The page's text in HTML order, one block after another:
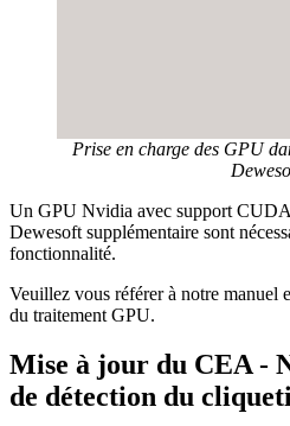
Prise en charge des GPU
Un GPU Nvidia avec support
Dewesoft supplémentaire sont
fonctionnalité.
Veuillez vous référer à notre manuel
du traitement GPU.
Mise à jour du CEA -
de détection du